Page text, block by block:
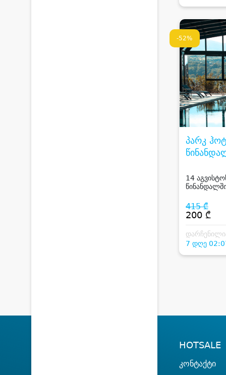
-52%
პარკ
14
ენ სემონინ
რესტორან
415 ₾
200 ₾
7 დღე
HOTSALE
კონტაქტი